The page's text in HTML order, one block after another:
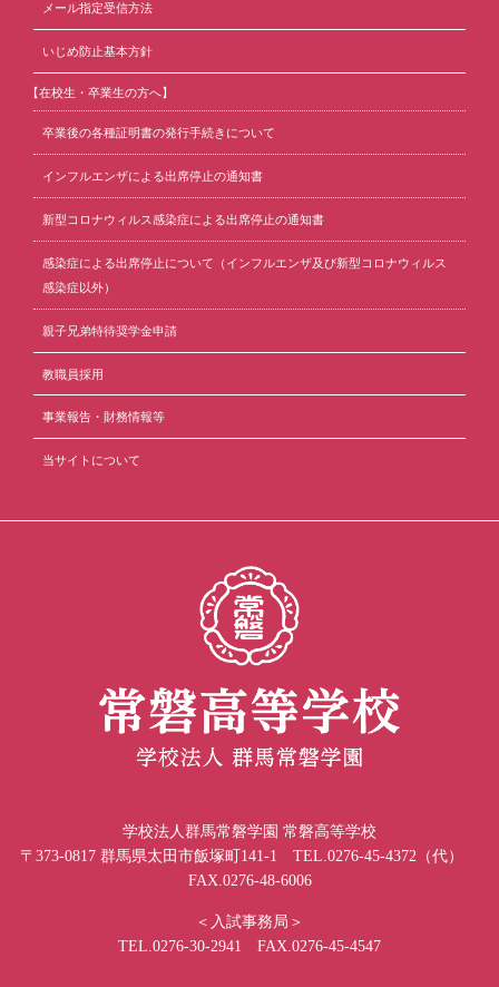
メール指定受信方法
いじめ防止基本方針
【在校生・卒業生の方へ】
卒業後の各種証明書の発行手続きについて
インフルエンザによる出席停止の通知書
新型コロナウィルス感染症による出席停止の通知書
感染症による出席停止について（インフルエンザ及び新型コロナウィルス
感染症以外）
親子兄弟特待奨学金申請
教職員採用
事業報告・財務情報等
当サイトについて
学校法人群馬常磐学園 常磐高等学校
〒373-0817 群馬県太田市飯塚町141-1 TEL.0276-45-4372（代）
FAX.0276-48-6006
＜入試事務局＞
TEL.0276-30-2941 FAX.0276-45-4547